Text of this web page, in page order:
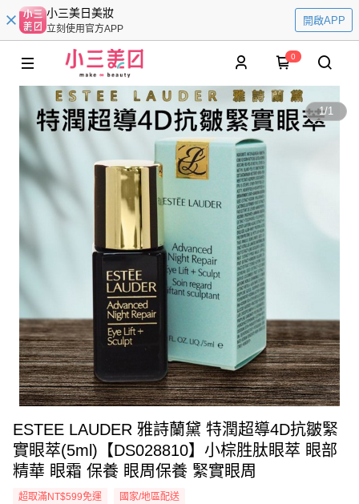
小三美日美妝
立刻使用官方APP
開啟APP
0
1/1
ESTEE LAUDER 雅詩蘭黛 特潤超導4D抗皺緊
實眼萃(5ml)【DS028810】小棕胜肽眼萃 眼部
精華 眼霜 保養 眼周保養 緊實眼周
超取滿NT$599免運 國家/地區配送